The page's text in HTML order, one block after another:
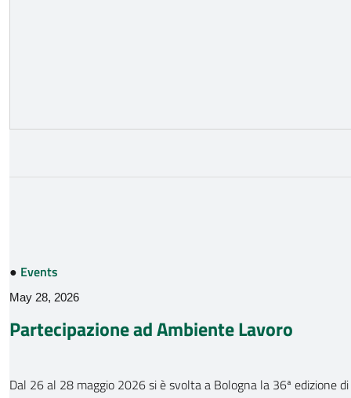
● Events
May 28, 2026
Partecipazione ad Ambiente Lavoro
Dal 26 al 28 maggio 2026 si è svolta a Bologna la 36ª edizione di